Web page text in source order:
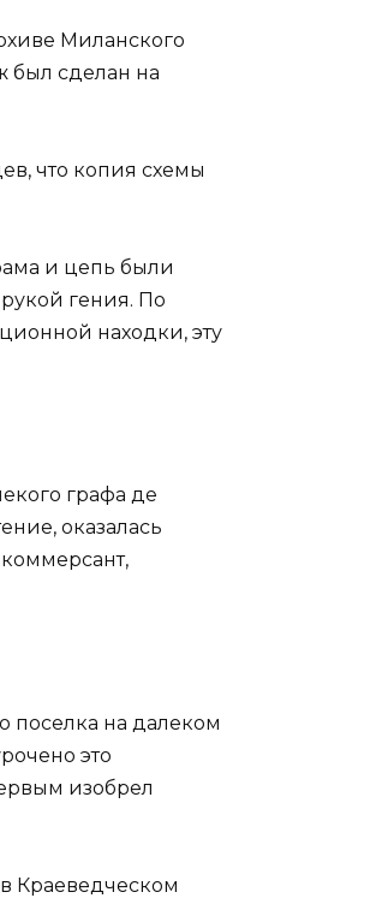
Миланского
был сделан на
что копия схемы
и цепь были
гения. По
находки, эту
графа де
оказалась
поселка на далеком
это
изобрел
Краеведческом